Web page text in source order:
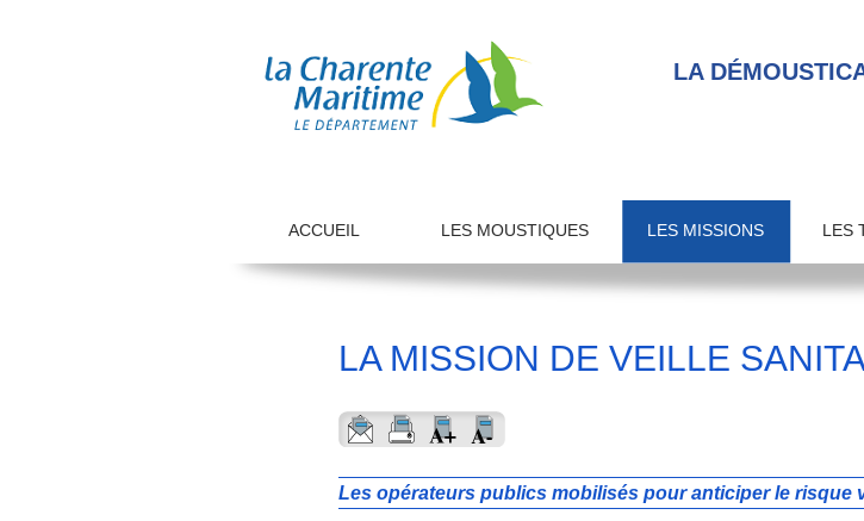
LA
ACCUEIL LES MOUSTIQUES LES MISSIONS LES
LA MISSION DE VEILLE
Les opérateurs publics mobilisés pour anticiper le risque